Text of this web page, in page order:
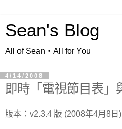
Sean's Blog
All of Sean‧All for You
4/14/2008
即時「電視節目表」
版本：v2.3.4 版 (2008年4月8日)